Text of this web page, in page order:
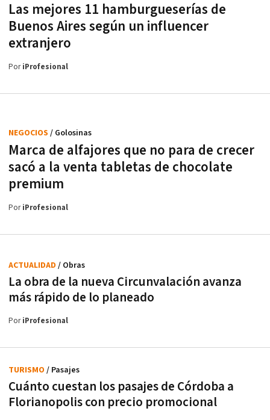
Las mejores 11 hamburgueserías de
Buenos Aires según un influencer
extranjero
PoriProfesional
Marca de alfajores que no para de crecer
sacó a la venta tabletas de chocolate
premium
NEGOCIOS / Golosinas
PoriProfesional
La obra de la nueva Circunvalación avanza
más rápido de lo planeado
ACTUALIDAD / Obras
PoriProfesional
Cuánto cuestan los pasajes de Córdoba a
Florianopolis con precio promocional
TURISMO / Pasajes